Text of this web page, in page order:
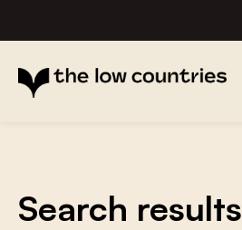
Search results